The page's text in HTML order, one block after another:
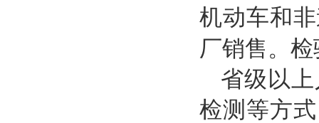
机动车和
厂销售。
省级以
检测等方